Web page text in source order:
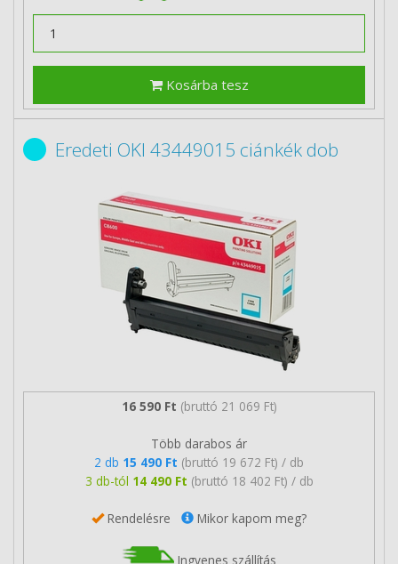
Kosárba tesz
Eredeti OKI 43449015 ciánkék dob
16 590 Ft (bruttó 21 069 Ft)
Több darabos ár
2 db 15 490 Ft (bruttó 19 672 Ft) / db
3 db-tól 14 490 Ft (bruttó 18 402 Ft) / db
Rendelésre Mikor kapom meg?
Ingyenes szállítás